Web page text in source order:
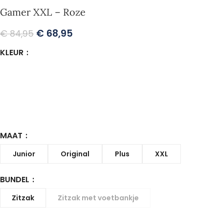
Gamer XXL – Roze
€84,95 € 68,95
KLEUR
MAAT
Junior Original Plus XXL
BUNDEL
Zitzak Zitzak met voetbankje